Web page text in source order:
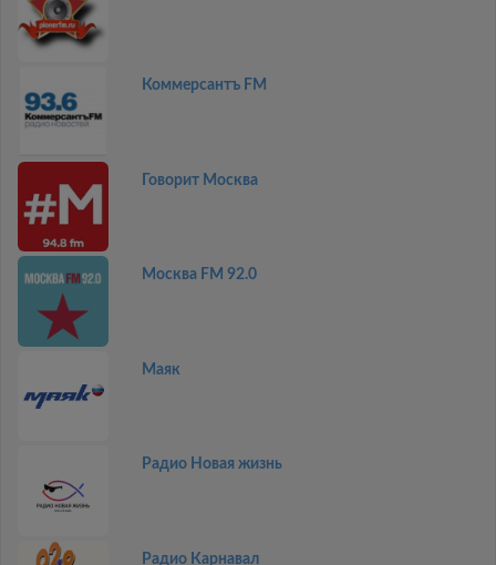
Коммерсантъ FM
Говорит Москва
Москва FM 92.0
Маяк
Радио Новая жизнь
Радио Карнавал